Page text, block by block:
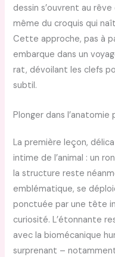
dessin s’ouvrent au
même du croquis qui
Cette approche, pas à
embarque dans un
rat, dévoilant les clefs
subtil.
Plonger dans
La première leçon,
intime de l’animal : un
la structure reste
emblématique, se
ponctuée par une tête
curiosité. L’étonnante
avec la biomécanique
surprenant –